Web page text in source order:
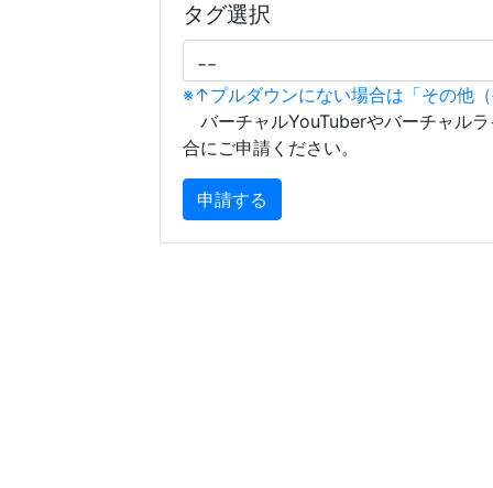
タグ選択
※↑プルダウンにない場合は「その他
バーチャルYouTuberやバーチャル
合にご申請ください。
申請する